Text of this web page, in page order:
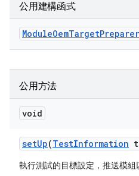
公用建構函式
ModuleOemTargetPreparer
公用方法
void
setUp(TestInformation
執行測試的目標設定，推送模組